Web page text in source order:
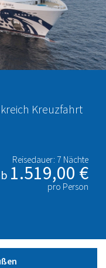
Kreuzfahrt
Reisedauer: 7 Nächte
1.519,00 €
pro Person